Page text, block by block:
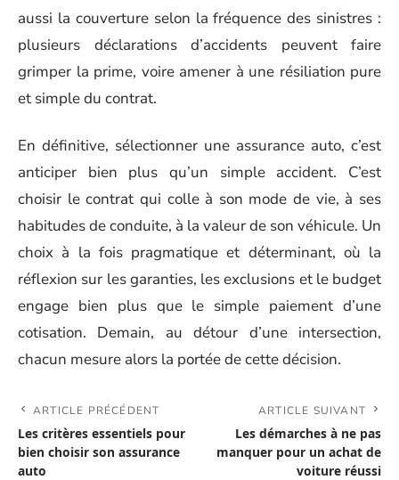
aussi la couverture selon la fréquence des sinistres :
plusieurs déclarations d’accidents peuvent faire
grimper la prime, voire amener à une résiliation pure
et simple du contrat.
En définitive, sélectionner une assurance auto, c’est
anticiper bien plus qu’un simple accident. C’est
choisir le contrat qui colle à son mode de vie, à ses
habitudes de conduite, à la valeur de son véhicule. Un
choix à la fois pragmatique et déterminant, où la
réflexion sur les garanties, les exclusions et le budget
engage bien plus que le simple paiement d’une
cotisation. Demain, au détour d’une intersection,
chacun mesure alors la portée de cette décision.
ARTICLE PRÉCÉDENT
Les critères essentiels pour
bien choisir son assurance
auto
ARTICLE SUIVANT
Les démarches à ne pas
manquer pour un achat de
voiture réussi